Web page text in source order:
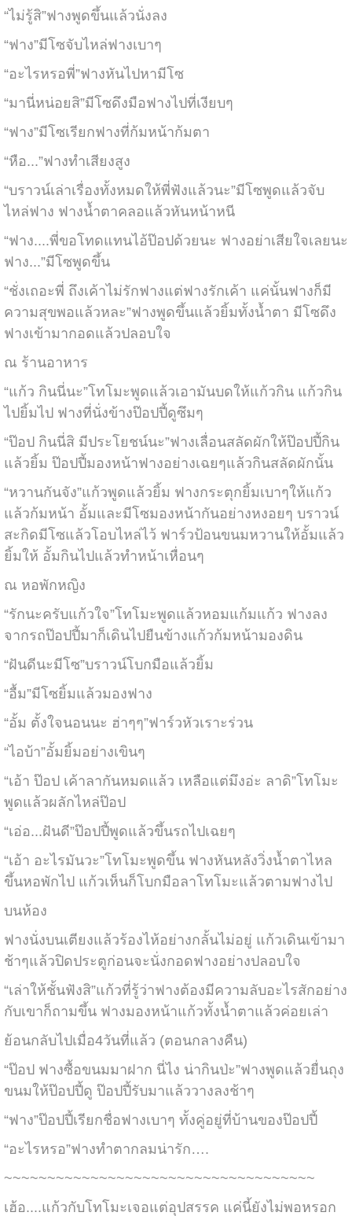
“ไม่รู้สิ”ฟางพูดขึ้นแล้วนั่งลง
“ฟาง”มีโซจับไหล่ฟางเบาๆ
“อะไรหรอพี่”ฟางหันไปหามีโซ
“มานี่หน่อยสิ”มีโซดึงมือฟางไปที่เงียบๆ
“ฟาง”มีโซเรียกฟางที่ก้มหน้าก้มตา
“หือ...”ฟางทำเสียงสูง
“บราวน์เล่าเรื่องทั้งหมดให้พี่ฟังแล้วนะ”มีโซพูดแล้วจับ
ไหล่ฟาง ฟางน้ำตาคลอแล้วหันหน้าหนี
“ฟาง....พี่ขอโทดแทนไอ้ป๊อปด้วยนะ ฟางอย่าเสียใจเลยนะ
ฟาง...”มีโซพูดขึ้น
“ชั่งเถอะพี่ ถึงเค้าไม่รักฟางแต่ฟางรักเค้า แค่นั้นฟางก็มี
ความสุขพอแล้วหละ”ฟางพูดขึ้นแล้วยิ้มทั้งน้ำตา มีโซดึง
ฟางเข้ามากอดแล้วปลอบใจ
ณ ร้านอาหาร
“แก้ว กินนี่นะ”โทโมะพูดแล้วเอามันบดให้แก้วกิน แก้วกิน
ไปยิ้มไป ฟางที่นั่งข้างป๊อปปี้ดูซึมๆ
“ป๊อป กินนี่สิ มีประโยชน์นะ”ฟางเลื่อนสลัดผักให้ป๊อปปี้กิน
แล้วยิ้ม ป๊อปปี้มองหน้าฟางอย่างเฉยๆแล้วกินสลัดผักนั้น
“หวานกันจัง”แก้วพูดแล้วยิ้ม ฟางกระตุกยิ้มเบาๆให้แก้ว
แล้วก้มหน้า อั้มและมีโซมองหน้ากันอย่างหงอยๆ บราวน์
สะกิดมีโซแล้วโอบไหล่ไว้ ฟาร์วป้อนขนมหวานให้อั้มแล้ว
ยิ้มให้ อั้มกินไปแล้วทำหน้าเหื่อนๆ
ณ หอพักหญิง
“รักนะครับแก้วใจ”โทโมะพูดแล้วหอมแก้มแก้ว ฟางลง
จากรถป๊อปปี้มาก็เดินไปยืนข้างแก้วก้มหน้ามองดิน
“ฝันดีนะมีโซ”บราวน์โบกมือแล้วยิ้ม
“อื้ม”มีโซยิ้มแล้วมองฟาง
“อั้ม ตั้งใจนอนนะ ฮ่าๆๆ”ฟาร์วหัวเราะร่วน
“ไอบ้า”อั้มยิ้มอย่างเขินๆ
“เอ้า ป๊อป เค้าลากันหมดแล้ว เหลือแต่มึงอ่ะ ลาดิ”โทโมะ
พูดแล้วผลักไหล่ป๊อป
“เอ่อ...ฝันดี”ป๊อปปี้พูดแล้วขึ้นรถไปเฉยๆ
“เอ้า อะไรมันวะ”โทโมะพูดขึ้น ฟางหันหลังวิ่งน้ำตาไหล
ขึ้นหอพักไป แก้วเห็นก็โบกมือลาโทโมะแล้วตามฟางไป
บนห้อง
ฟางนั่งบนเตียงแล้วร้องไห้อย่างกลั้นไม่อยู่ แก้วเดินเข้ามา
ช้าๆแล้วปิดประตูก่อนจะนั่งกอดฟางอย่างปลอบใจ
“เล่าให้ชั้นฟังสิ”แก้วที่รู้ว่าฟางต้องมีความลับอะไรสักอย่าง
กับเขาก็ถามขึ้น ฟางมองหน้าแก้วทั้งน้ำตาแล้วค่อยเล่า
ย้อนกลับไปเมื่อ4วันที่แล้ว (ตอนกลางคืน)
“ป๊อป ฟางซื้อขนมมาฝาก นี่ไง น่ากินป่ะ”ฟางพูดแล้วยื่นถุง
ขนมให้ป๊อปปี้ดู ป๊อปปี้รับมาแล้ววางลงช้าๆ
“ฟาง”ป๊อปปี้เรียกชื่อฟางเบาๆ ทั้งคู่อยู่ที่บ้านของป๊อปปี้
“อะไรหรอ”ฟางทำตากลมน่ารัก….
~~~~~~~~~~~~~~~~~~~~~~~~~~~~~~~~~~~~
เฮ้อ....แก้วกับโทโมะเจอแต่อุปสรรค แค่นี้ยังไม่พอหรอก